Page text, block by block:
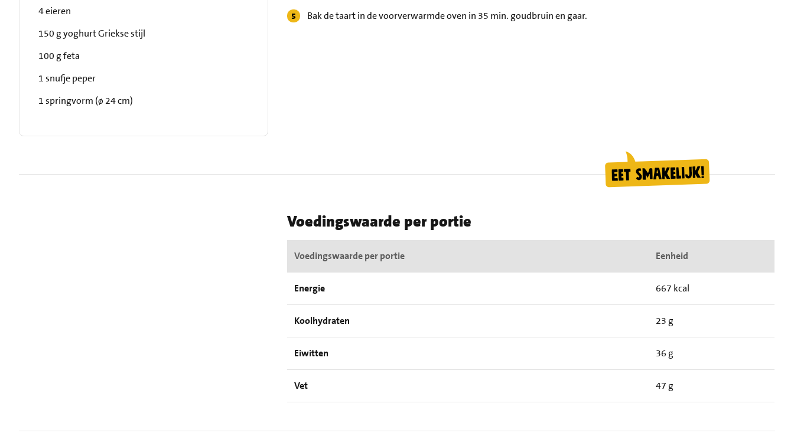
4 eieren
150 g yoghurt Griekse stijl
100 g feta
1 snufje peper
1 springvorm (ø 24 cm)
Bak de taart in de voorverwarmde oven in 35 min. goudbruin en gaar.
Voedingswaarde per portie
Voedingswaarde per portie Eenheid
Energie 667 kcal
Koolhydraten 23 g
Eiwitten 36 g
Vet 47 g